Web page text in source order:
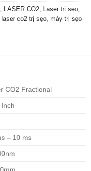
, LASER CO2, Laser trị sẹo,
laser co2 trị sẹo, máy trị sẹo
CO2 Fractional
– 10 ms